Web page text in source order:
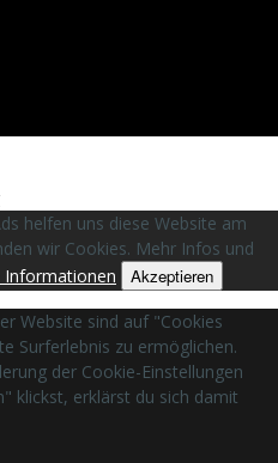
helfen uns diese Website am
wir Cookies. Mehr Infos und
Informationen Akzeptieren
Website sind auf "Cookies
Surferlebnis zu ermöglichen.
der Cookie-Einstellungen
klickst, erklärst du sich damit